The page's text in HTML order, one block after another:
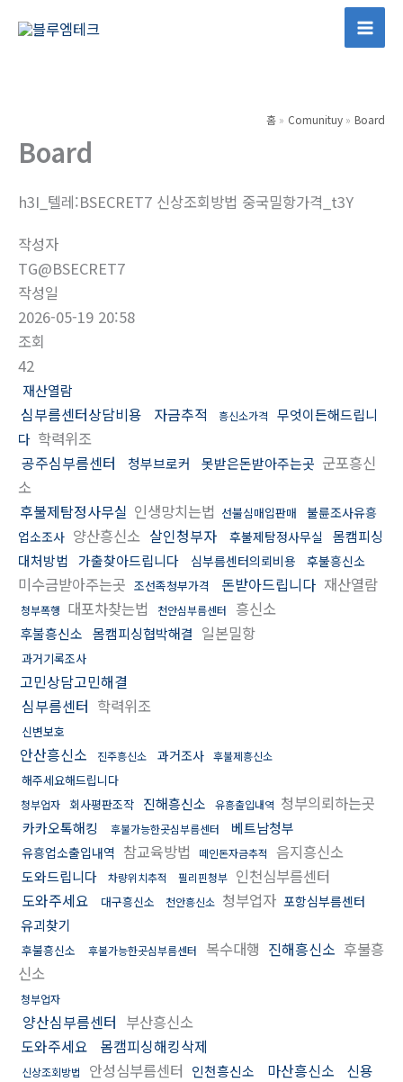
Main
홈 Comunituy Board
Board
h3I_텔레:BSECRET7 신상조회방법 중국밀항가격_t3Y
작성자
TG@BSECRET7
작성일
2026-05-19 20:58
조회
42
재산열람
심부름센터상담비용 자금추적 흥신소가격
무엇이든해드립니
다 학력위조
공주심부름센터
청부브로커 못받은돈받아주는곳 군포흥신
소
후불제탐정사무실 인생망치는법 선불심매입판매
불륜조사유흥
업소조사 양산흥신소 살인청부자 후불제탐정사무실
몸캠피싱
대처방법 가출찾아드립니다 심부름센터의뢰비용 후불흥신소
미수금받아주는곳 조선족청부가격 돈받아드립니다 재산열람
청부폭행 대포차찾는법 천안심부름센터 흥신소
후불흥신소 몸캠피싱협박해결 일본밀항
과거기록조사
고민상담고민해결
심부름센터 학력위조
신변보호
안산흥신소 진주흥신소 과거조사 후불제흥신소
해주세요해드립니다
청부업자 회사평판조작 진해흥신소 유흥출입내역 청부의뢰하는곳
카카오톡해킹 후불가능한곳심부름센터 베트남청부
유흥업소출입내역 참교육방법 떼인돈자금추적 음지흥신소
도와드립니다 차량위치추적 필리핀청부 인천심부름센터
도와주세요
대구흥신소 천안흥신소 청부업자 포항심부름센터
유괴찾기
후불흥신소 후불가능한곳심부름센터 복수대행 진해흥신소 후불흥
신소
청부업자
양산심부름센터 부산흥신소
도와주세요
몸캠피싱해킹삭제
신상조회방법 안성심부름센터 인천흥신소 마산흥신소
신용